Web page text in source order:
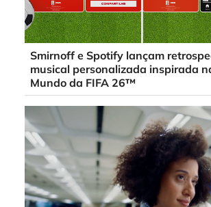
Smirnoff e Spotify lançam
musical personalizada inspirada
Mundo da FIFA 26™